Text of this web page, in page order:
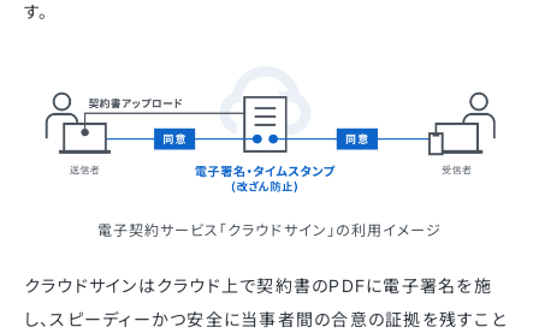
す。
電子契約サービス「クラウドサイン」の利用イメージ
クラウドサインはクラウド上で契約書のPDFに電子署名を施
し、スピーディーかつ安全に当事者間の合意の証拠を残すこと